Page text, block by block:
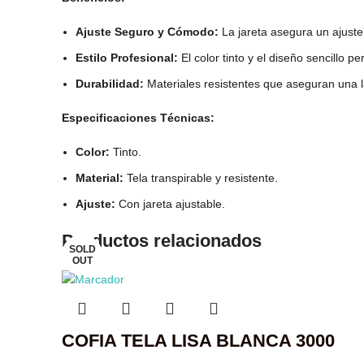
Ajuste Seguro y Cómodo: La jareta asegura un
Estilo Profesional: El color tinto y el diseño sencillo
Durabilidad: Materiales resistentes que aseguran una
Especificaciones Técnicas:
Color: Tinto.
Material: Tela transpirable y resistente.
Ajuste: Con jareta ajustable.
Productos relacionados
SOLD
OUT
COFIA TELA LISA BLANCA 3000
SOLD
OUT
SOLD
OUT